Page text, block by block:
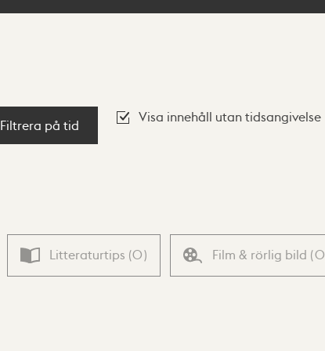
Filtrera på tid
Visa innehåll utan tidsangivelse
Litteraturtips (0) Film & rörlig bild (0